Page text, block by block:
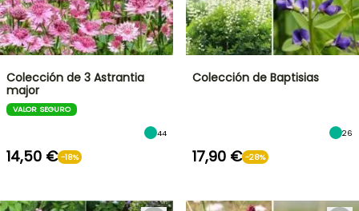
Colección de 3 Astrantia
major
VALOR SEGURO
44
14,50 € -18%
Colección de Baptisias
26
17,90 € -28%